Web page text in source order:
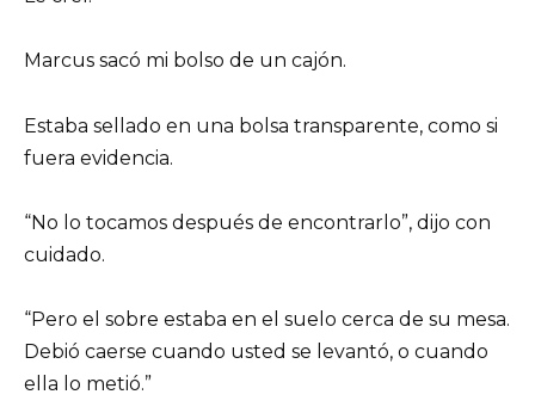
Marcus sacó mi bolso de un cajón.
Estaba sellado en una bolsa transparente, como si
fuera evidencia.
“No lo tocamos después de encontrarlo”, dijo con
cuidado.
“Pero el sobre estaba en el suelo cerca de su mesa.
Debió caerse cuando usted se levantó, o cuando
ella lo metió.”